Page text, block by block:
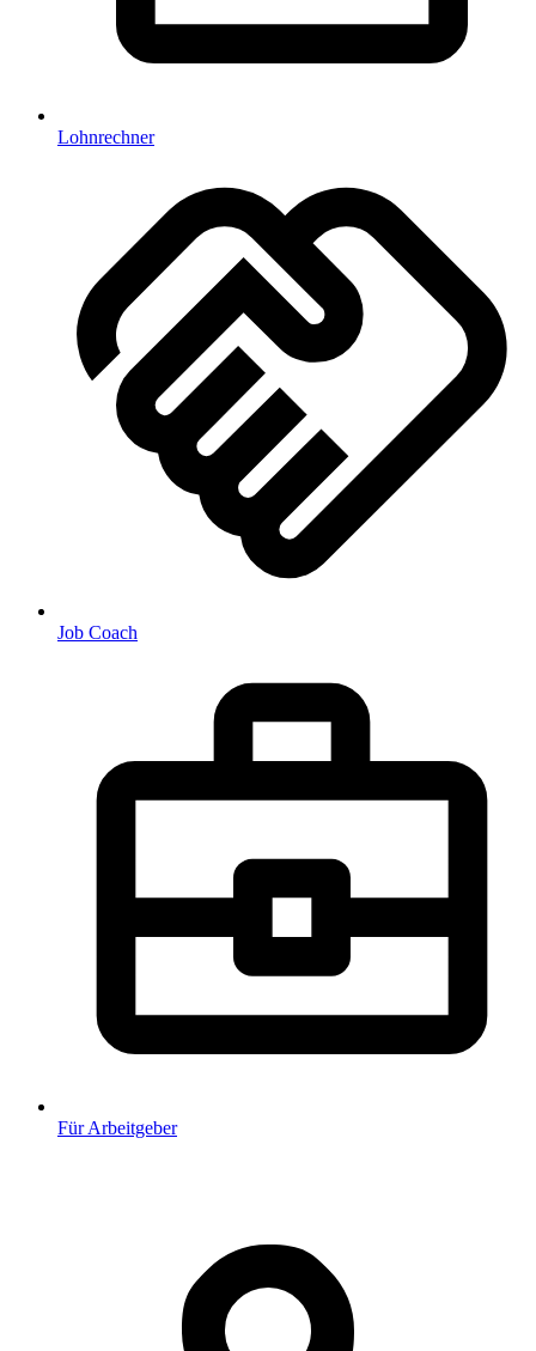
Lohnrechner
Job Coach
Für Arbeitgeber